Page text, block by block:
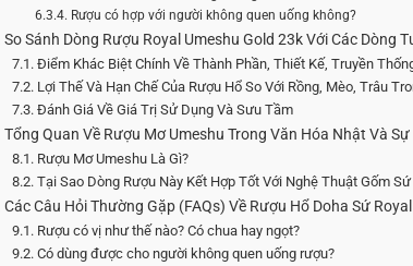
6.3.4. Rượu có hợp với người không quen uống không?
So Sánh Dòng Rượu Royal Umeshu Gold 23k Với Các Dòng
7.1. Điểm Khác Biệt Chính Về Thành Phần, Thiết Kế, Truyền
7.2. Lợi Thế Và Hạn Chế Của Rượu Hổ So Với Rồng, Mèo, Trâu
7.3. Đánh Giá Về Giá Trị Sử Dụng Và Sưu Tầm
Tổng Quan Về Rượu Mơ Umeshu Trong Văn Hóa Nhật Và
8.1. Rượu Mơ Umeshu Là Gì?
8.2. Tại Sao Dòng Rượu Này Kết Hợp Tốt Với Nghệ Thuật Gốm
Các Câu Hỏi Thường Gặp (FAQs) Về Rượu Hổ Doha Sứ
9.1. Rượu có vị như thế nào? Có chua hay ngọt?
9.2. Có dùng được cho người không quen uống rượu?